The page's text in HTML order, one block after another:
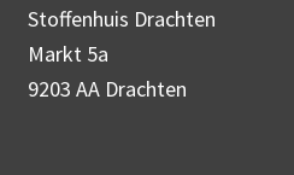
Stoffenhuis Drachten
Markt 5a
9203 AA Drachten